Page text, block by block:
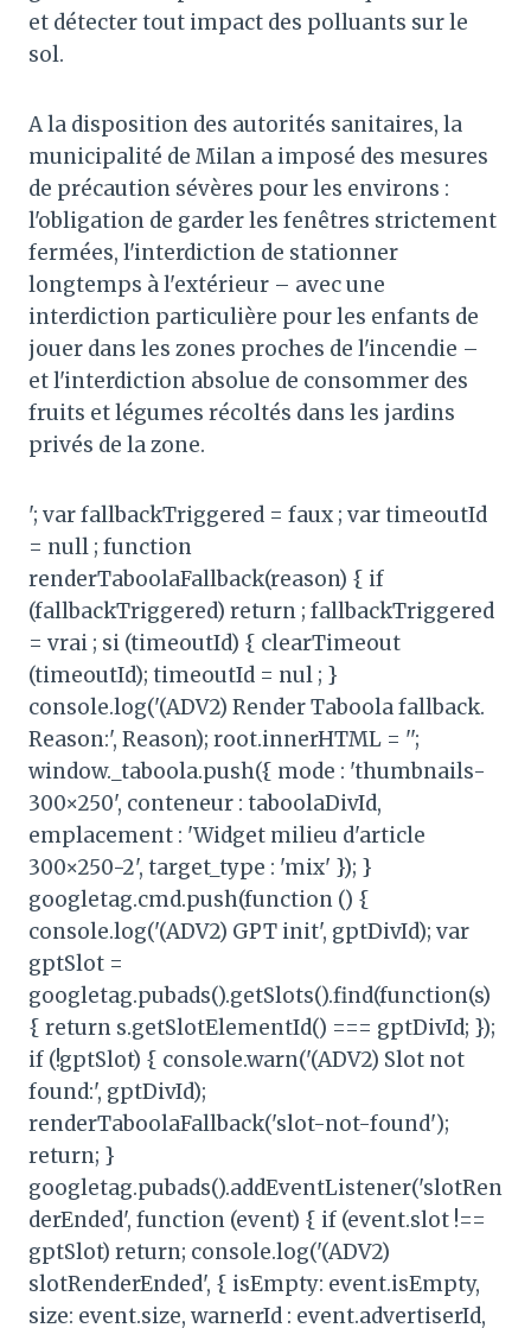
et détecter tout impact des polluants sur le
sol.
A la disposition des autorités sanitaires, la
municipalité de Milan a imposé des mesures
de précaution sévères pour les environs :
l'obligation de garder les fenêtres strictement
fermées, l'interdiction de stationner
longtemps à l'extérieur – avec une
interdiction particulière pour les enfants de
jouer dans les zones proches de l'incendie –
et l'interdiction absolue de consommer des
fruits et légumes récoltés dans les jardins
privés de la zone.
'; var fallbackTriggered = faux ; var timeoutId
= null ; function
renderTaboolaFallback(reason) { if
(fallbackTriggered) return ; fallbackTriggered
= vrai ; si (timeoutId) { clearTimeout
(timeoutId); timeoutId = nul ; }
console.log('(ADV2) Render Taboola fallback.
Reason:', Reason); root.innerHTML = '';
window._taboola.push({ mode : 'thumbnails-
300×250', conteneur : taboolaDivId,
emplacement : 'Widget milieu d'article
300×250-2', target_type : 'mix' }); }
googletag.cmd.push(function () {
console.log('(ADV2) GPT init', gptDivId); var
gptSlot =
googletag.pubads().getSlots().find(function(s)
{ return s.getSlotElementId() === gptDivId; });
if (!gptSlot) { console.warn('(ADV2) Slot not
found:', gptDivId);
renderTaboolaFallback('slot-not-found');
return; }
googletag.pubads().addEventListener('slotRen
derEnded', function (event) { if (event.slot !==
gptSlot) return; console.log('(ADV2)
slotRenderEnded', { isEmpty: event.isEmpty,
size: event.size, warnerId : event.advertiserId,